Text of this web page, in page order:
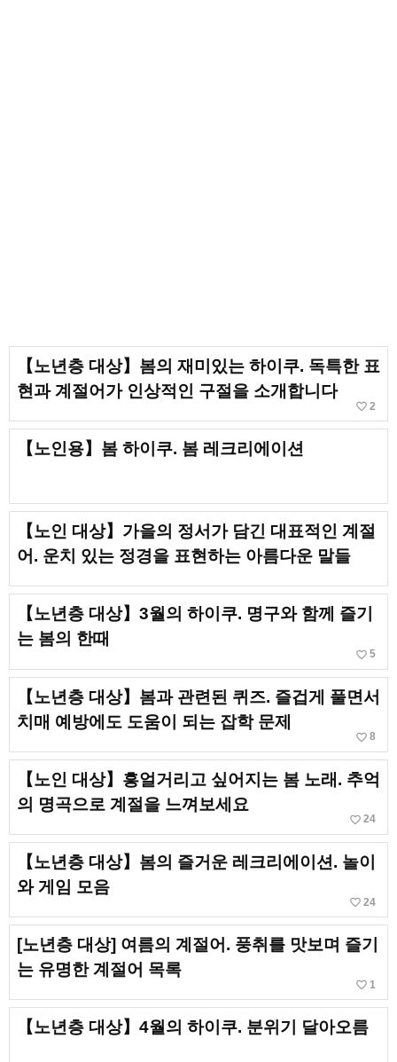
【노년층 대상】봄의 재미있는 하이쿠. 독특한 표
현과 계절어가 인상적인 구절을 소개합니다
favorite_border 2
【노인용】봄 하이쿠. 봄 레크리에이션
【노인 대상】가을의 정서가 담긴 대표적인 계절
어. 운치 있는 정경을 표현하는 아름다운 말들
【노년층 대상】3월의 하이쿠. 명구와 함께 즐기
는 봄의 한때
favorite_border 5
【노년층 대상】봄과 관련된 퀴즈. 즐겁게 풀면서
치매 예방에도 도움이 되는 잡학 문제
favorite_border 8
【노인 대상】흥얼거리고 싶어지는 봄 노래. 추억
의 명곡으로 계절을 느껴보세요
favorite_border 24
【노년층 대상】봄의 즐거운 레크리에이션. 놀이
와 게임 모음
favorite_border 24
[노년층 대상] 여름의 계절어. 풍취를 맛보며 즐기
는 유명한 계절어 목록
favorite_border 1
【노년층 대상】4월의 하이쿠. 분위기 달아오름